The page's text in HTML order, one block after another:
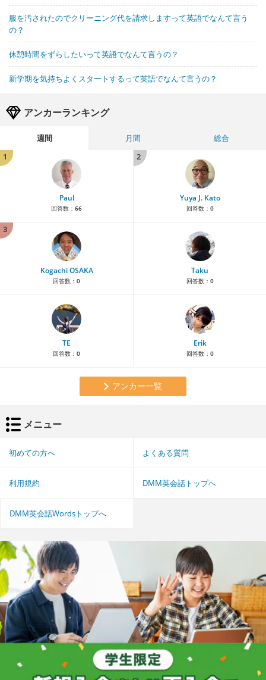
服を汚されたのでクリーニング代を請求しますって英語でなんて言う
の？
休憩時間をずらしたいって英語でなんて言うの？
新学期を気持ちよくスタートするって英語でなんて言うの？
アンカーランキング
週間 月間
総合
1
Paul
回答数： 66
2
Yuya J. Kato
回答数： 0
3
Kogachi OSAKA
回答数： 0
Taku
回答数： 0
TE
回答数： 0
Erik
回答数： 0
アンカー一覧
メニュー
初めての方へ よくある質問
利用規約 DMM英会話トップへ
DMM英会話Wordsトップへ